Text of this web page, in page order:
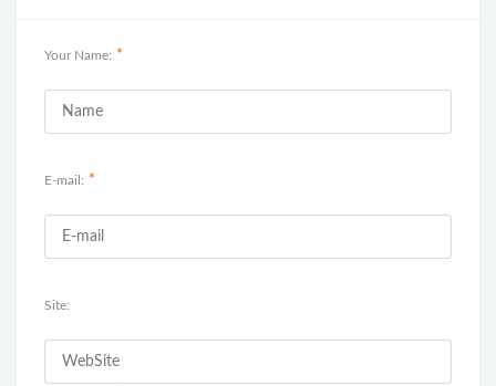
Your Name: *
E-mail: *
Site: